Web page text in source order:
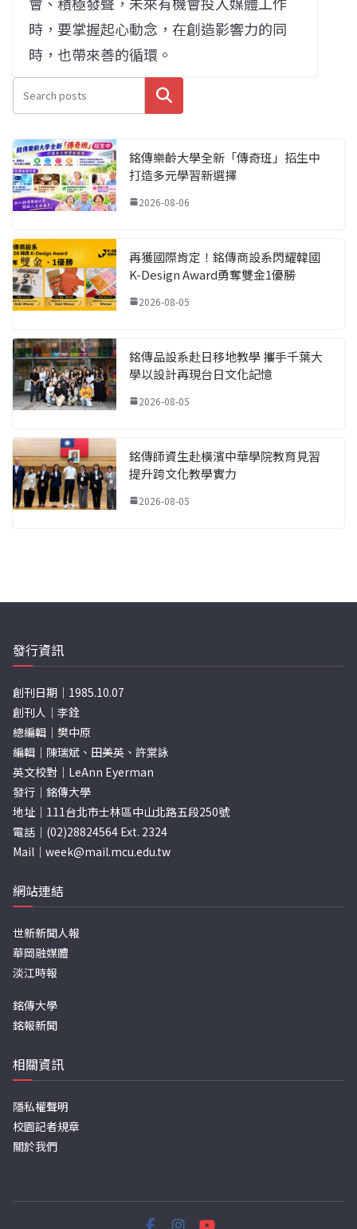
時，要掌握起心動念，在創造影響力的同
時，也帶來善的循環。
搜尋
銘傳樂齡大學全新「傳奇班」招生中
打造多元學習新選擇
2026-08-06
再獲國際肯定！銘傳商設系閃耀韓國
K-Design Award勇奪雙金1優勝
2026-08-05
銘傳品設系赴日移地教學 攜手千葉大
學以設計再現台日文化記憶
2026-08-05
銘傳師資生赴橫濱中華學院教育見習
提升跨文化教學實力
2026-08-05
發行資訊
創刊日期｜1985.10.07
創刊人｜李銓
總編輯｜樊中原
編輯｜陳瑞斌、田美英、許棠詠
英文校對｜LeAnn Eyerman
發行｜銘傳大學
地址｜111台北市士林區中山北路五段250號
電話｜(02)28824564 Ext. 2324
Mail｜ week@mail.mcu.edu.tw
網站連結
世新新聞人報
華岡融媒體
淡江時報
銘傳大學
銘報新聞
相關資訊
隱私權聲明
校園記者規章
關於我們